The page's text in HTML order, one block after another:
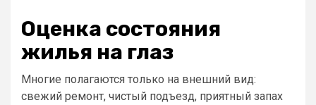
Оценка состояния
жилья на глаз
Многие полагаются только на внешний вид:
свежий ремонт, чистый подъезд, приятный запах